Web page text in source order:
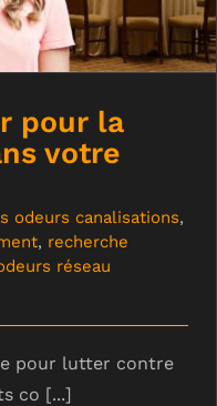
pour la
votre
odeurs canalisations,
, recherche
réseau
pour lutter contre
co [...]